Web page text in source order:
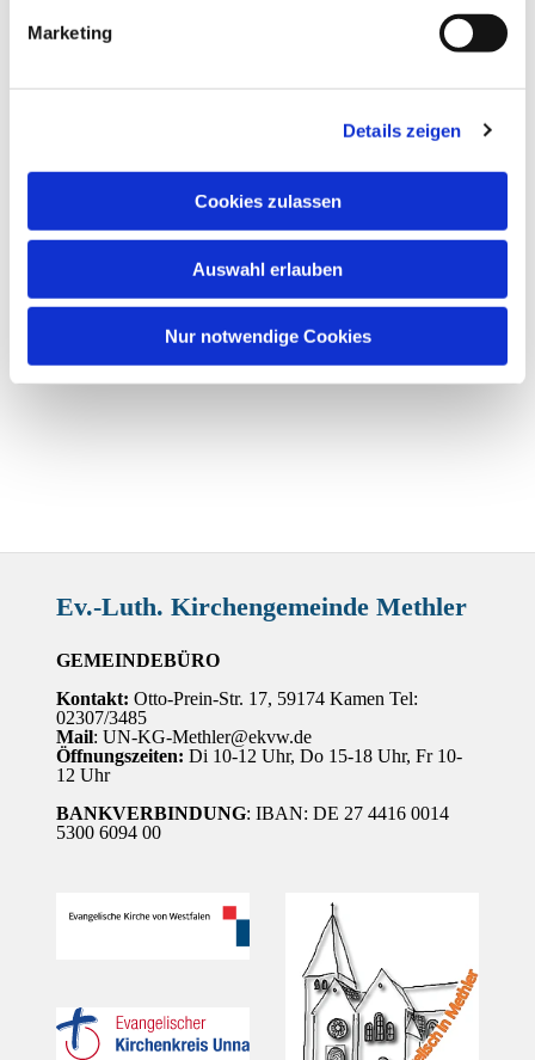
Marketing
Details zeigen
Cookies zulassen
Auswahl erlauben
Nur notwendige Cookies
Ev.-Luth. Kirchengemeinde Methler
GEMEINDEBÜRO
Kontakt: Otto-Prein-Str. 17, 59174 Kamen Tel:
02307/3485
Mail: UN-KG-Methler@ekvw.de
Öffnungszeiten: Di 10-12 Uhr, Do 15-18 Uhr, Fr 10-
12 Uhr
BANKVERBINDUNG: IBAN: DE 27 4416 0014
5300 6094 00